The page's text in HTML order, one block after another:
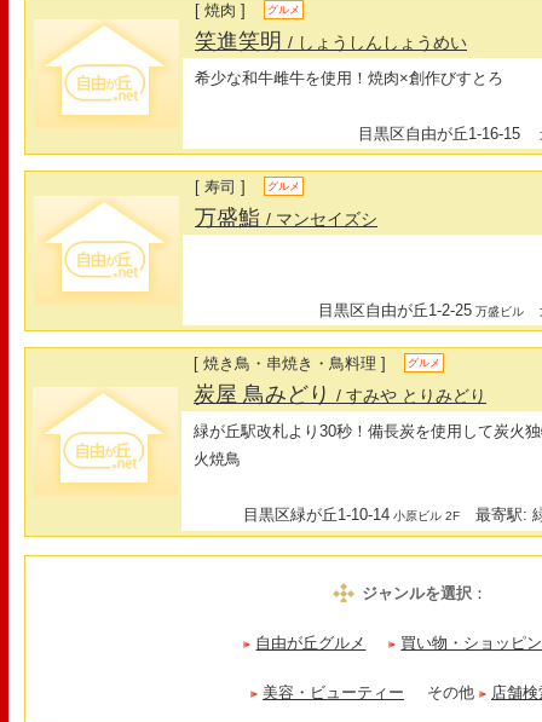
[ 焼肉 ] グルメ
笑進笑明/ しょうしんしょうめい
希少な和牛雌牛を使用！焼肉×創作びすとろ
目黒区自由が丘1-16-15
[ 寿司 ] グルメ
万盛鮨/ マンセイズシ
目黒区自由が丘1-2-25 万盛ビル
[ 焼き鳥・串焼き・鳥料理 ] グルメ
炭屋 鳥みどり/ すみや とりみどり
緑が丘駅改札より30秒！備長炭を使用して炭火
火焼鳥
目黒区緑が丘1-10-14 小原ビル 2F 最寄駅:
ジャンルを選択：
自由が丘グルメ 買い物・ショッピ
美容・ビューティー その他 店舗